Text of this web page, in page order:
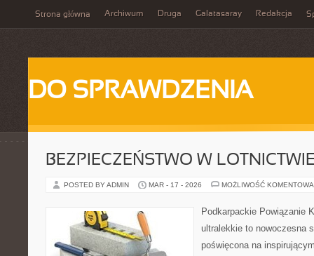
Strona główna Archiwum Druga Galatasaray Redakcja
DO SPRAWDZENIA
BEZPIECZEŃSTWO W
POSTED BY ADMIN MAR - 17 - 2026 MOŻLIWOŚĆ
Podkarpackie Powiązanie
ultralekkie to nowoczesna
poświęcona na